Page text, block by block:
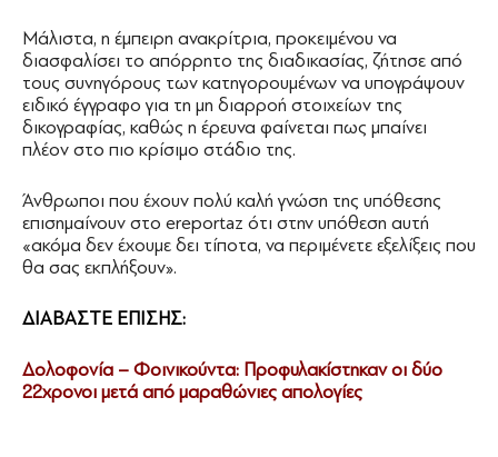
Μάλιστα, η έμπειρη ανακρίτρια, προκειμένου να
διασφαλίσει το απόρρητο της διαδικασίας, ζήτησε από
τους συνηγόρους των κατηγορουμένων να υπογράψουν
ειδικό έγγραφο για τη μη διαρροή στοιχείων της
δικογραφίας, καθώς η έρευνα φαίνεται πως μπαίνει
πλέον στο πιο κρίσιμο στάδιο της.
Άνθρωποι που έχουν πολύ καλή γνώση της υπόθεσης
επισημαίνουν στο ereportaz ότι στην υπόθεση αυτή
«ακόμα δεν έχουμε δει τίποτα, να περιμένετε εξελίξεις που
θα σας εκπλήξουν».
ΔΙΑΒΑΣΤΕ ΕΠΙΣΗΣ:
Δολοφονία – Φοινικούντα: Προφυλακίστηκαν οι δύο
22χρονοι μετά από μαραθώνιες απολογίες